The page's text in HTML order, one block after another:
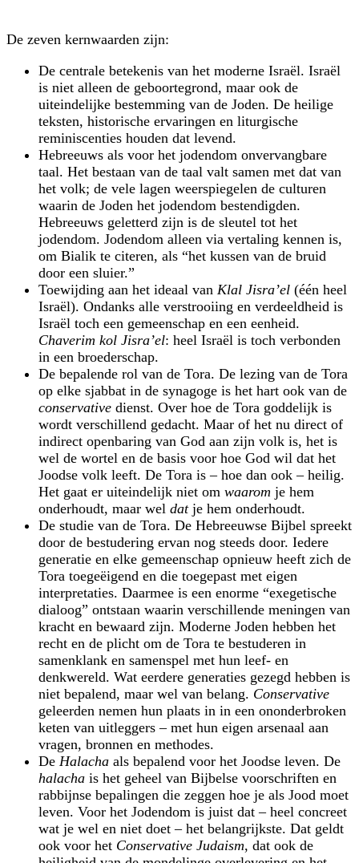
De zeven kernwaarden zijn:
De centrale betekenis van het moderne Israël. Israël
is niet alleen de geboortegrond, maar ook de
uiteindelijke bestemming van de Joden. De heilige
teksten, historische ervaringen en liturgische
reminiscenties houden dat levend.
Hebreeuws als voor het jodendom onvervangbare
taal. Het bestaan van de taal valt samen met dat van
het volk; de vele lagen weerspiegelen de culturen
waarin de Joden het jodendom bestendigden.
Hebreeuws geletterd zijn is de sleutel tot het
jodendom. Jodendom alleen via vertaling kennen is,
om Bialik te citeren, als “het kussen van de bruid
door een sluier.”
Toewijding aan het ideaal van Klal Jisra’el (één heel
Israël). Ondanks alle verstrooiing en verdeeldheid is
Israël toch een gemeenschap en een eenheid.
Chaverim kol Jisra’el: heel Israël is toch verbonden
in een broederschap.
De bepalende rol van de Tora. De lezing van de Tora
op elke sjabbat in de synagoge is het hart ook van de
conservative dienst. Over hoe de Tora goddelijk is
wordt verschillend gedacht. Maar of het nu direct of
indirect openbaring van God aan zijn volk is, het is
wel de wortel en de basis voor hoe God wil dat het
Joodse volk leeft. De Tora is – hoe dan ook – heilig.
Het gaat er uiteindelijk niet om waarom je hem
onderhoudt, maar wel datje hem onderhoudt.
De studie van de Tora. De Hebreeuwse Bijbel spreekt
door de bestudering ervan nog steeds door. Iedere
generatie en elke gemeenschap opnieuw heeft zich de
Tora toegeëigend en die toegepast met eigen
interpretaties. Daarmee is een enorme “exegetische
dialoog” ontstaan waarin verschillende meningen van
kracht en bewaard zijn. Moderne Joden hebben het
recht en de plicht om de Tora te bestuderen in
samenklank en samenspel met hun leef- en
denkwereld. Wat eerdere generaties gezegd hebben is
niet bepalend, maar wel van belang. Conservative
geleerden nemen hun plaats in in een ononderbroken
keten van uitleggers – met hun eigen arsenaal aan
vragen, bronnen en methodes.
De Halacha als bepalend voor het Joodse leven. De
halacha is het geheel van Bijbelse voorschriften en
rabbijnse bepalingen die zeggen hoe je als Jood moet
leven. Voor het Jodendom is juist dat – heel concreet
wat je wel en niet doet – het belangrijkste. Dat geldt
ook voor het Conservative Judaism, dat ook de